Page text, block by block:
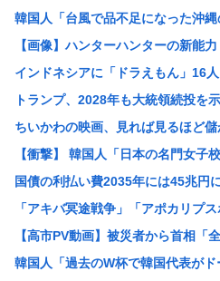
【画像】久保πボインボイン
ドイツ、猛暑による死者が9600人に
【NASA開発】3,980円の冷感ポン
【悲報】わいの婚約者の実家、キチ
【イオンモール熊本】 一転して話
人んちで宅飲みワイ「ゴムある？
世界のケイスケ・ホンダ「ラーメン
【悲報】人気アニメ「メイドイン
【緊急高市速報】ガス警報器、受
【熊本地震】イオンモール熊本 従
韓国人「台風で品不足になった沖
【画像】ハンターハンターの新能
インドネシアに「ドラえもん」16
トランプ、2028年も大統領続投を
ちいかわの映画、見れば見るほど
【衝撃】 韓国人「日本の名門女子
国債の利払い費2035年には45兆円
「アキバ冥途戦争」「アポカリプ
【高市PV動画】被災者から首相「
韓国人「過去のW杯で韓国代表が